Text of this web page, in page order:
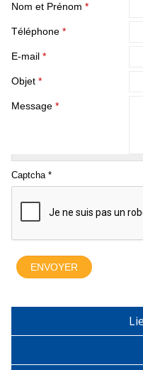
Nom et Prénom *
Téléphone *
E-mail *
Objet *
Message *